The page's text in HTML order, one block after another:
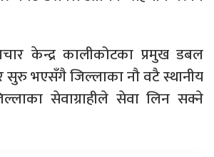
केन्द्र कालीकोटका प्रमुख डबल
सुरु भएसँगै जिल्लाका नौ वटै स्थानीय
सेवाग्राहीले सेवा लिन सक्ने